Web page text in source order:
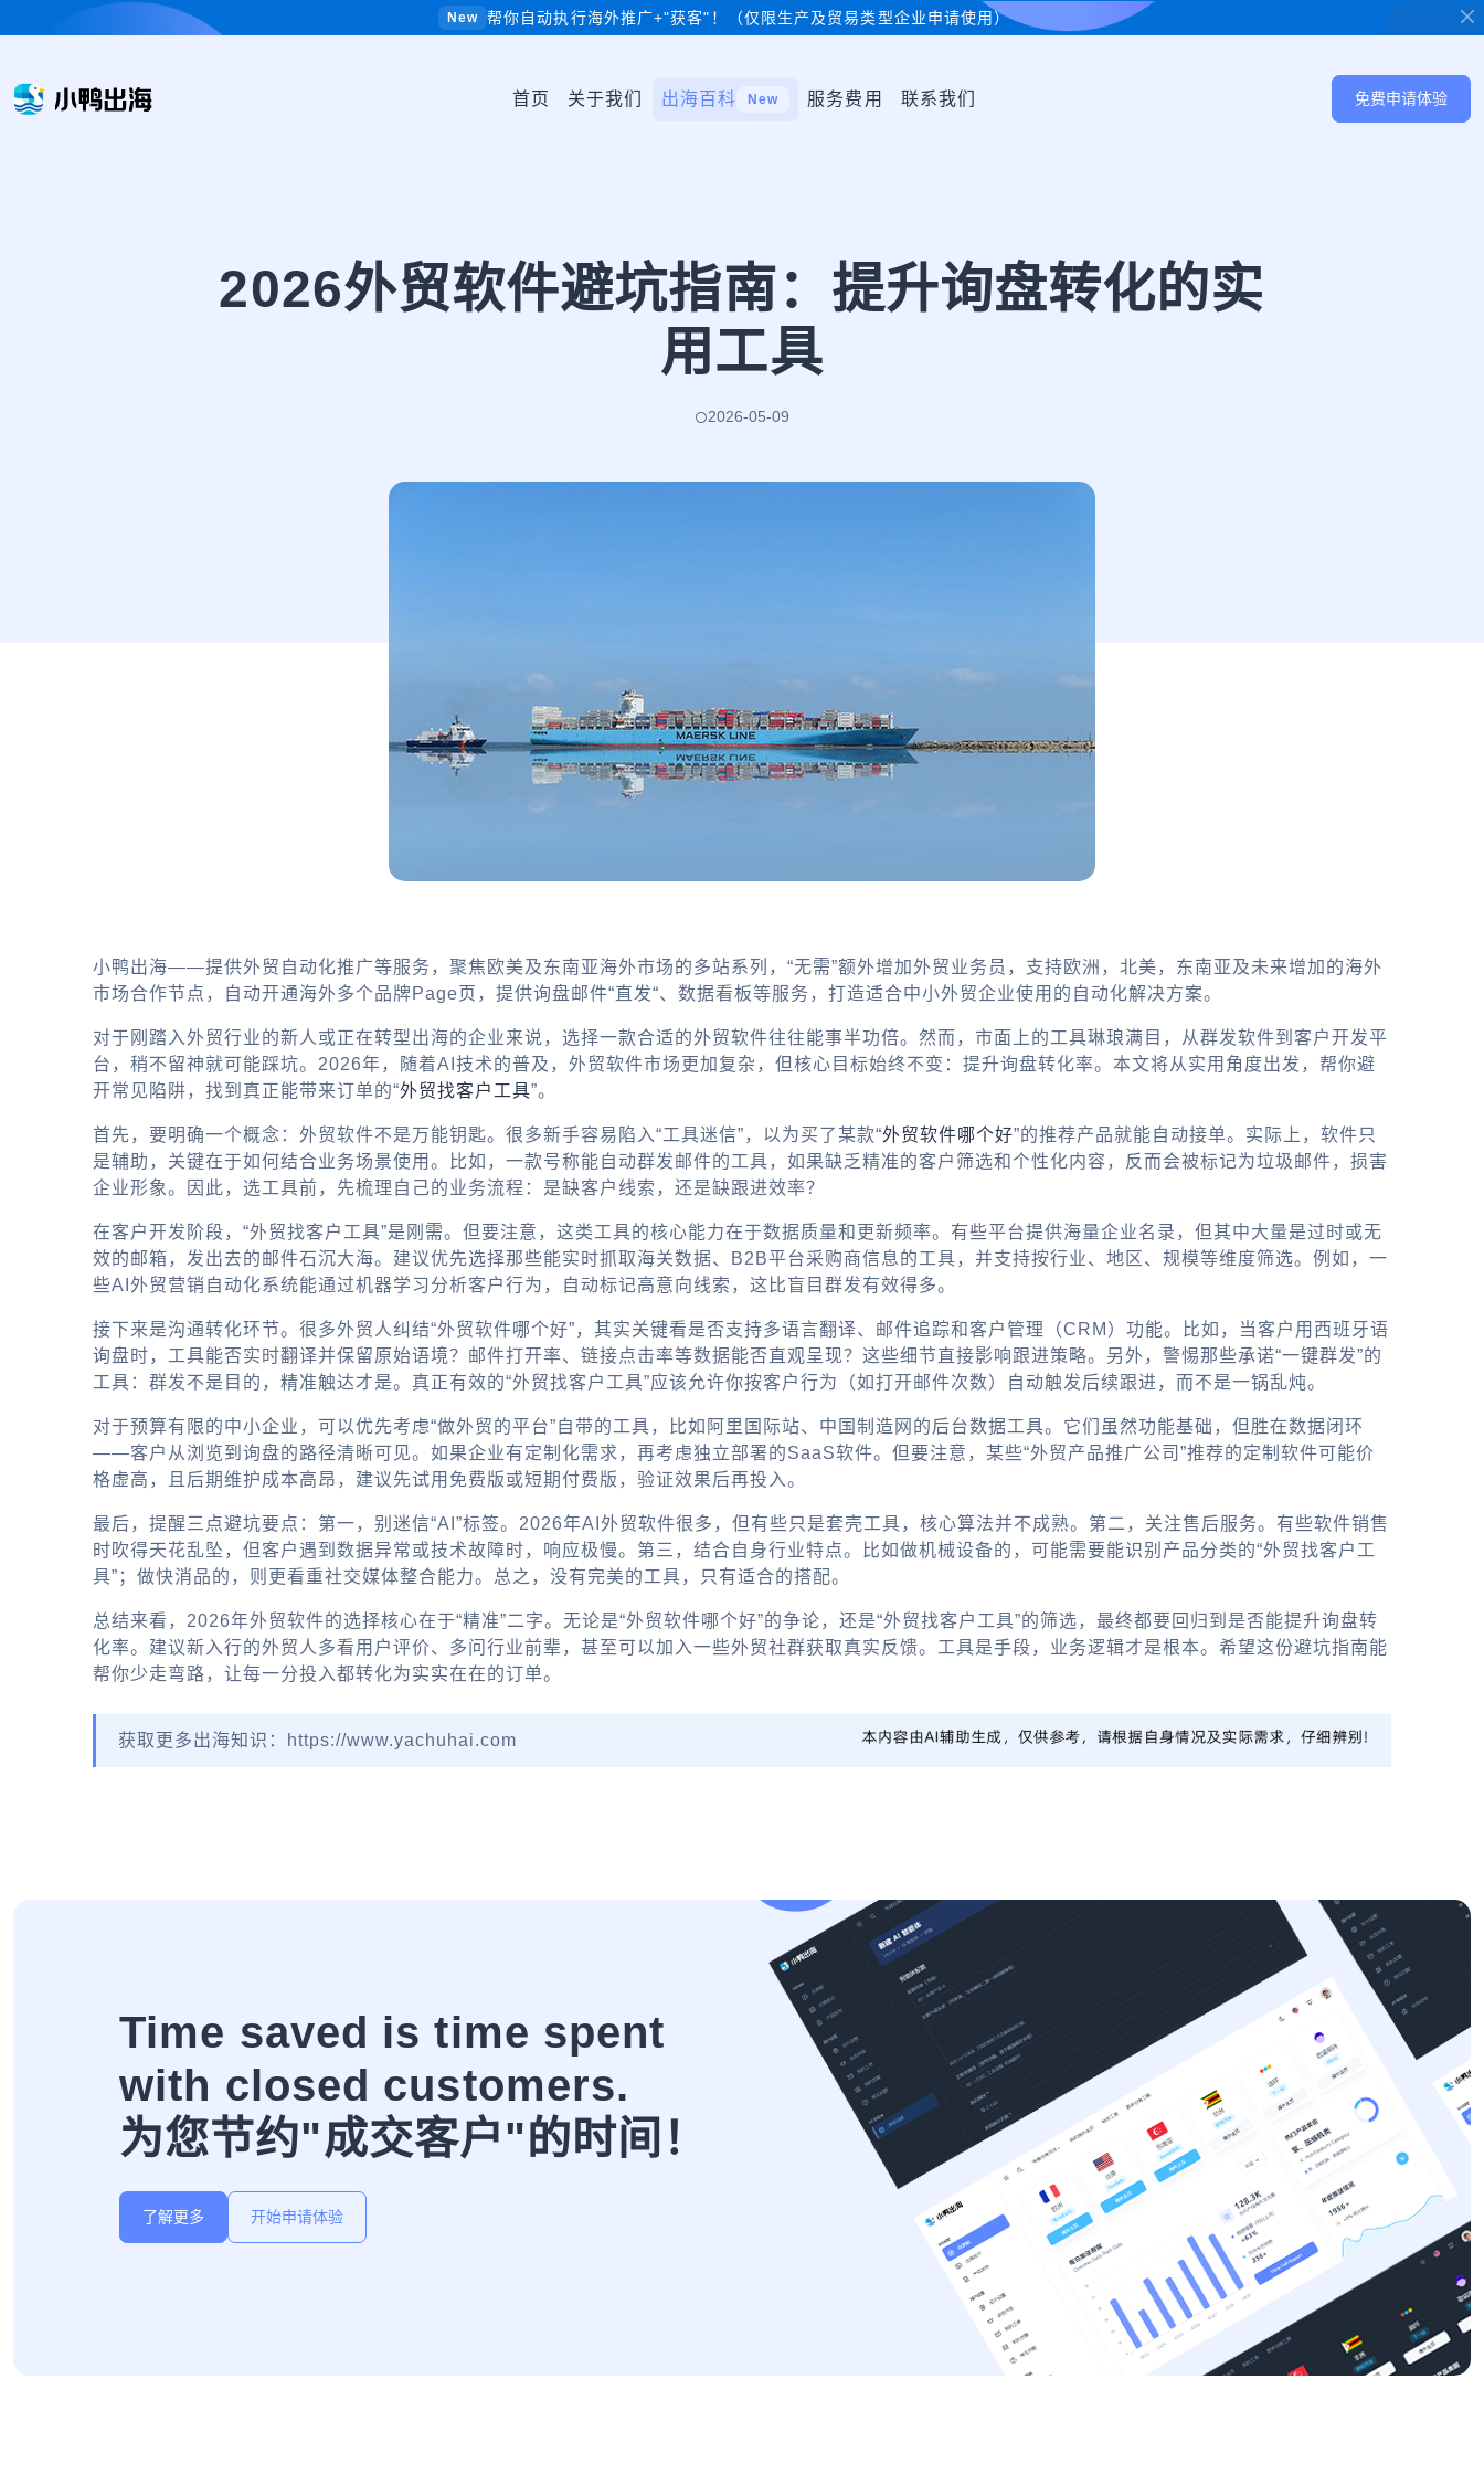
New 帮你自动执行海外推广+"获客"！（仅限生产及贸易类型企业申请使用）
首页 关于我们 出海百科 New 服务费用 联系我们 免费申请体验
2026外贸软件避坑指南：提升询盘转化的实
用工具
2026-05-09
小鸭出海——提供外贸自动化推广等服务，聚焦欧美及东南亚海外市场的多站系列，“无需”额外增加外贸业务员，支持欧洲，北美，东南亚及未来增加的海外
市场合作节点，自动开通海外多个品牌Page页，提供询盘邮件“直发“、数据看板等服务，打造适合中小外贸企业使用的自动化解决方案。
对于刚踏入外贸行业的新人或正在转型出海的企业来说，选择一款合适的外贸软件往往能事半功倍。然而，市面上的工具琳琅满目，从群发软件到客户开发平
台，稍不留神就可能踩坑。2026年，随着AI技术的普及，外贸软件市场更加复杂，但核心目标始终不变：提升询盘转化率。本文将从实用角度出发，帮你避
开常见陷阱，找到真正能带来订单的“外贸找客户工具”。
首先，要明确一个概念：外贸软件不是万能钥匙。很多新手容易陷入“工具迷信”，以为买了某款“外贸软件哪个好”的推荐产品就能自动接单。实际上，软件只
是辅助，关键在于如何结合业务场景使用。比如，一款号称能自动群发邮件的工具，如果缺乏精准的客户筛选和个性化内容，反而会被标记为垃圾邮件，损害
企业形象。因此，选工具前，先梳理自己的业务流程：是缺客户线索，还是缺跟进效率？
在客户开发阶段，“外贸找客户工具”是刚需。但要注意，这类工具的核心能力在于数据质量和更新频率。有些平台提供海量企业名录，但其中大量是过时或无
效的邮箱，发出去的邮件石沉大海。建议优先选择那些能实时抓取海关数据、B2B平台采购商信息的工具，并支持按行业、地区、规模等维度筛选。例如，一
些AI外贸营销自动化系统能通过机器学习分析客户行为，自动标记高意向线索，这比盲目群发有效得多。
接下来是沟通转化环节。很多外贸人纠结“外贸软件哪个好”，其实关键看是否支持多语言翻译、邮件追踪和客户管理（CRM）功能。比如，当客户用西班牙语
询盘时，工具能否实时翻译并保留原始语境？邮件打开率、链接点击率等数据能否直观呈现？这些细节直接影响跟进策略。另外，警惕那些承诺“一键群发”的
工具：群发不是目的，精准触达才是。真正有效的“外贸找客户工具”应该允许你按客户行为（如打开邮件次数）自动触发后续跟进，而不是一锅乱炖。
对于预算有限的中小企业，可以优先考虑“做外贸的平台”自带的工具，比如阿里国际站、中国制造网的后台数据工具。它们虽然功能基础，但胜在数据闭环
——客户从浏览到询盘的路径清晰可见。如果企业有定制化需求，再考虑独立部署的SaaS软件。但要注意，某些“外贸产品推广公司”推荐的定制软件可能价
格虚高，且后期维护成本高昂，建议先试用免费版或短期付费版，验证效果后再投入。
最后，提醒三点避坑要点：第一，别迷信“AI”标签。2026年AI外贸软件很多，但有些只是套壳工具，核心算法并不成熟。第二，关注售后服务。有些软件销售
时吹得天花乱坠，但客户遇到数据异常或技术故障时，响应极慢。第三，结合自身行业特点。比如做机械设备的，可能需要能识别产品分类的“外贸找客户工
具”；做快消品的，则更看重社交媒体整合能力。总之，没有完美的工具，只有适合的搭配。
总结来看，2026年外贸软件的选择核心在于“精准”二字。无论是“外贸软件哪个好”的争论，还是“外贸找客户工具”的筛选，最终都要回归到是否能提升询盘转
化率。建议新入行的外贸人多看用户评价、多问行业前辈，甚至可以加入一些外贸社群获取真实反馈。工具是手段，业务逻辑才是根本。希望这份避坑指南能
帮你少走弯路，让每一分投入都转化为实实在在的订单。
获取更多出海知识：https://www.yachuhai.com
Time saved is time spent
with closed customers.
为您节约"成交客户"的时间！
了解更多 开始申请体验